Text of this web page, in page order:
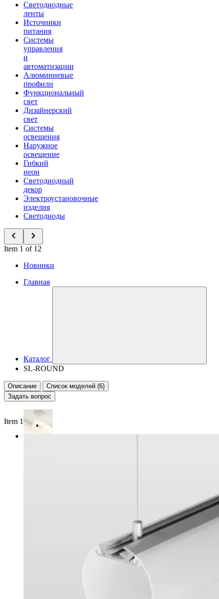
Светодиодные
ленты
Источники
питания
Системы
управления
и
автоматизации
Алюминиевые
профили
Функциональный
свет
Дизайнерский
свет
Системы
освещения
Наружное
освещение
Гибкий
неон
Светодиодный
декор
Электроустановочные
изделия
Светодиоды
Item 1 of 12
Новинки
Главная
Каталог
SL-ROUND
Описание
Список моделей (6)
Задать вопрос
Item 1 of 2